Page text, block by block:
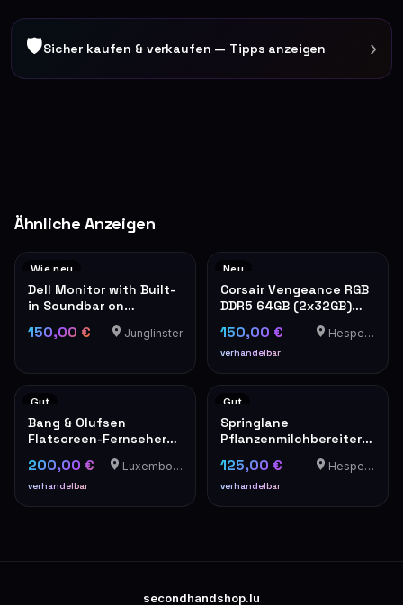
🛡Sicher kaufen & verkaufen — Tipps anzeigen ›
Ähnliche Anzeigen
Wie neu
Dell Monitor with Built-
in Soundbar on
Adjustable Stand
150,00 € Junglinster
Neu
Corsair Vengeance RGB
DDR5 64GB (2x32GB)
150,00 €
verhandelbar
Hesperange
Gut
Bang & Olufsen
Flatscreen-Fernseher
mit rotem Lautsprecher
200,00 €
verhandelbar
Luxembourg-Cents
Gut
Springlane
Pflanzenmilchbereiter
125,00 €
verhandelbar
Hesperange
secondhandshop.lu